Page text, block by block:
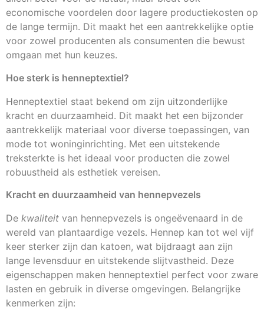
economische voordelen door lagere productiekosten op
de lange termijn. Dit maakt het een aantrekkelijke optie
voor zowel producenten als consumenten die bewust
omgaan met hun keuzes.
Hoe sterk is henneptextiel?
Henneptextiel staat bekend om zijn uitzonderlijke
kracht en duurzaamheid. Dit maakt het een bijzonder
aantrekkelijk materiaal voor diverse toepassingen, van
mode tot woninginrichting. Met een uitstekende
treksterkte is het ideaal voor producten die zowel
robuustheid als esthetiek vereisen.
Kracht en duurzaamheid van hennepvezels
De kwaliteit van hennepvezels is ongeëvenaard in de
wereld van plantaardige vezels. Hennep kan tot wel vijf
keer sterker zijn dan katoen, wat bijdraagt aan zijn
lange levensduur en uitstekende slijtvastheid. Deze
eigenschappen maken henneptextiel perfect voor zware
lasten en gebruik in diverse omgevingen. Belangrijke
kenmerken zijn: